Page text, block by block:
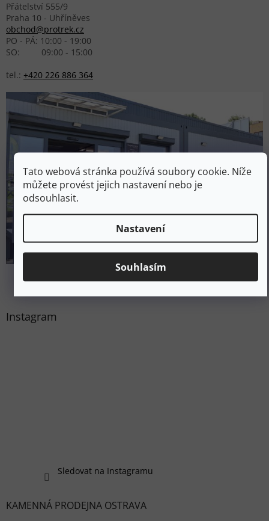
Tato webová stránka používá soubory cookie. Níže
můžete provést jejich nastavení nebo je
odsouhlasit.
Nastavení
Souhlasím
Přátelství 555/9
Praha 10 - Uhříněves
obchod@protrek.cz
PO - PÁ: 10:00 - 19:00
SO: 09:00 - 15:00
tel.: +420 226 886 364
Instagram
Sledovat na Instagramu
KAMENNÁ PRODEJNA OSTRAVA